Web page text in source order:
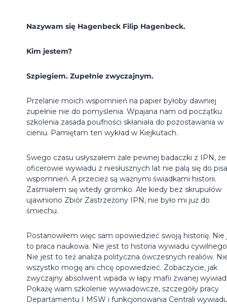
Nazywam się Hagenbeck Filip Hagenbeck.
Kim jestem?
Szpiegiem. Zupełnie zwyczajnym.
Przelanie moich wspomnień na papier byłoby dawniej
zupełnie nie do pomyślenia. Wpajana nam od początku
szkolenia zasada poufności skłaniała do pozostawania w
cieniu. Pamiętam ten wykład w Kiejkutach.
Swego czasu usłyszałem żale pewnej badaczki z IPN, że
oficerowie wywiadu z niesłusznych lat nie palą się do
wspomnień. A przecież są ważnymi świadkami historii.
Zaśmiałem się wtedy gromko. Ale kiedy bez skrupułów
ujawniono Zbiór Zastrzeżony IPN, nie było mi już do
śmiechu.
Postanowiłem więc sam opowiedzieć swoją historię. Nie
to praca naukowa. Nie jest to historia wywiadu
Nie jest to też analiza polityczna ówczesnych realiów.
wszystko mogę ani chcę opowiedzieć. Zobaczycie, jak
zwyczajny absolwent wpada w łapy mafii zwanej
Pokażę wam szkolenie wywiadowcze, szczegóły pracy
Departamentu I MSW i funkcjonowania Centrali